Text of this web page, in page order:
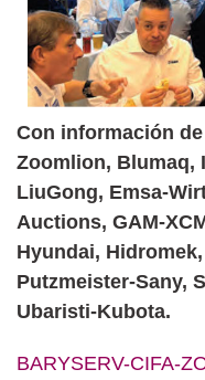
Con información
Zoomlion, Blumaq,
LiuGong, Emsa-
Auctions, GAM-
Hyundai,
Putzmeister-Sany,
Ubaristi-Kubota.
BARYSERV-CIFA-